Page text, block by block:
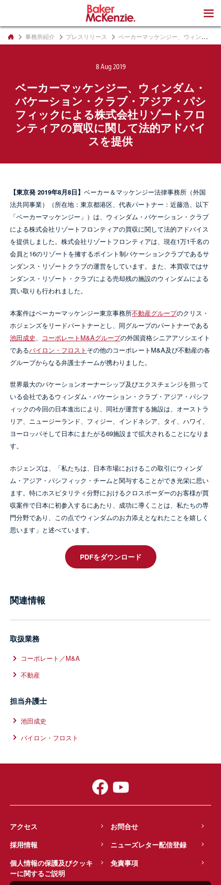
事務所紹介 プレスリリース ベーカーマッケンジー、ウィンダム・バケーション・クラブ・アジア・パシフィックによる株式会社リゾートフロンティアの買収に関して法的アドバイスを提供
8 Aug 2019
ベーカーマッケンジー、ウィンダム・
バケーション・クラブ・アジア・パシ
フィックによる株式会社リゾートフロ
ンティアの買収に関して法的アドバイ
スを提供
【東京発 2019年8月8日】 ベーカー＆マッケンジー法律事務所（外国
法共同事業）（所在地：東京都港区、代表パートナー：近藤浩、以下
「ベーカーマッケンジー」）は、ウィンダム・バケーション・クラブ
による株式会社リゾートフロンティアの買収に関して法的アドバイス
を提供しました。株式会社リゾートフロンティアは、現在1万1千名の
会員と16のリゾートを擁するポイント制バケーションクラブであるサ
ンダンス・リゾートクラブの運営をしています。また、本買収ではサ
ンダンス・リゾート・クラブによる売却残の施設のウィンダムによる
買い取りも行われました。
本案件はベーカーマッケンジー東京事務所不動産グループのクリス・
ホジェンズをリードパートナーとし、同グループのパートナーである
池田成史
コーポレートM&Aグループの外国資格シニアアソシエイト
であるバイロン・フロスト その他のコーポレートM&A及び不動産の各
グループからなる弁護士チームが携わりました。
世界最大のバケーションオーナーシップ及びエクスチェンジを担って
いる会社であるウィンダム・バケーション・クラブ・アジア・パシフ
ィックの今回の日本進出により、同社が運営する施設は、オーストラ
リア、ニュージーランド、フィジー、インドネシア、タイ、ハワイ、
ヨーロッパそして日本にまたがる69施設まで拡大されることになりま
す。
ホジェンズは、「私たちは、日本市場におけるこの取引にウィンダ
ム・アジア・パシフィック・チームと関与することができ光栄に思い
ます。特にホスピタリティ分野におけるクロスボーダーのお客様が買
収案件で日本に初参入するにあたり、成功に導くことは、私たちの専
門分野であり、この点でウィンダムのお力添えとなれたことを嬉しく
思います」と述べています。
PDFをダウンロード
関連情報
取扱業務
コーポレート／M&A
不動産
担当弁護士
池田成史
バイロン・フロスト
アクセス
お問合せ
採用情報
ニューズレター配信登録
個人情報の保護及びクッキ
ーに関するご説明
免責事項